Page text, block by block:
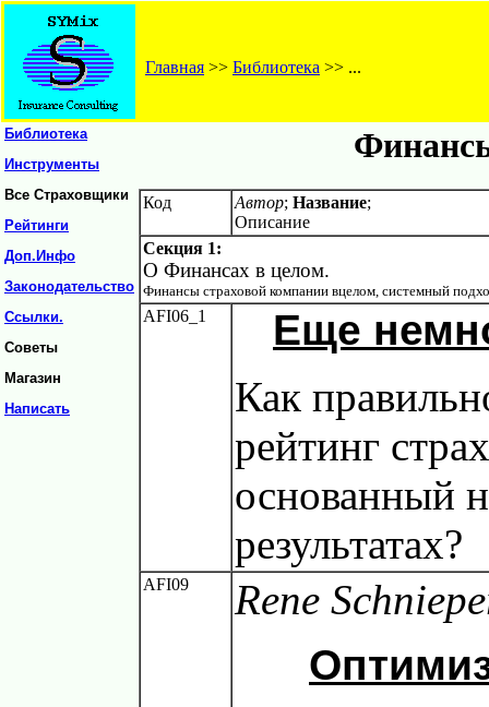
Главная >> Библиотека >> ...
Библиотека
Инструменты
Все Страховщики
Рейтинги
Доп.Инфо
Законодательство
Ссылки.
Советы
Магазин
Написать
Код Автор; Название;
Описание
Секция 1:
О Финансах в целом.
Финансы страховой компании вцелом, системный
AFI06_1
Еще
Как
рейтинг
основанный
результатах?
AFI09
Rene